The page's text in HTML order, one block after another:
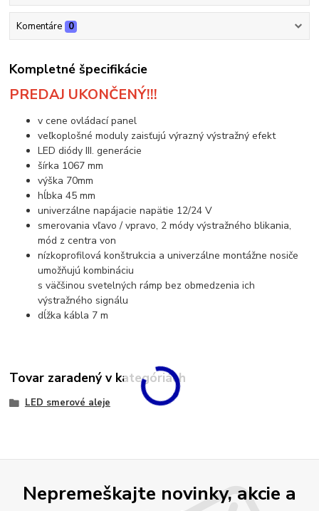
Komentáre 0
Kompletné špecifikácie
PREDAJ UKONČENÝ!!!
v cene ovládací panel
veľkoplošné moduly zaisťujú výrazný výstražný efekt
LED diódy III. generácie
šírka 1067 mm
výška 70mm
hĺbka 45 mm
univerzálne napájacie napätie 12/24 V
smerovania vľavo / vpravo, 2 módy výstražného blikania,
mód z centra von
nízkoprofilová konštrukcia a univerzálne montážne nosiče
umožňujú kombináciu
s väčšinou svetelných rámp bez obmedzenia ich
výstražného signálu
dĺžka kábla 7 m
Tovar zaradený v kategóriách
LED smerové aleje
Nepremeškajte novinky, akcie a